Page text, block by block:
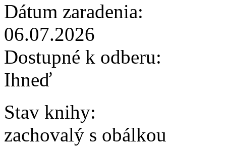
Dátum zaradenia:
06.07.2026
Dostupné k odberu:
Ihneď
Stav knihy:
zachovalý s obálkou